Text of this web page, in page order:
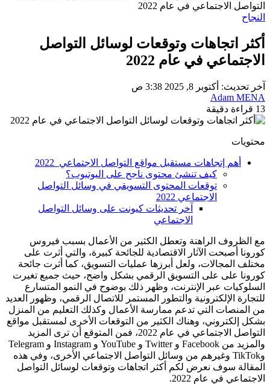
التواصل الاجتماعي في عام 2022
النجاح
أكثر اتجاهات وتوقعات لوسائل التواصل
الاجتماعي في عام 2022
آخر تحديث: أكتوبر 8, 2025 3:38 ص
Adam MENA
13 قراءة دقيقة
محتويات
أهم إتجاهات مستقبل مواقع التواصل الاجتماعي 2022
كيف تنشئ محتوى ناجح على اليوتيوب؟
توقعات المحتوى التسويقي في وسائل التواصل
الاجتماعي 2022
آخر تحديثات كيونت على وسائل التواصل
الاجتماعي
مع الظروف الراهنة وتعطل الكثير من الأعمال بسبب فيروس
كورونا أصبحت الآثار الاقتصادية للجائحة كبيرة، والتي أثرت على
مختلف المجالات، ولعل أبرزها عمليات التسويق، كما أثرت جائحة
كورونا على على التسويق الرقمي بشكل واضح، حيث جميع تغيرت
السلوكيات عبر الإنترنت، وظهر ذلك بوضوح في النمو المتسارع
للتجارة الإلكترونية والتطور المستمر للاتصال الرقمي، وظهور العديد
من المنصات التي تدعم ممارسة الأعمال وكذلك التعليم من المنزل
بشكل إلكتروني، وهناك الكثير من التوقعات الأخرى لمستقبل مواقع
التواصل الاجتماعي في عام 2022، فمن المتوقع أن ترى المزيد
والمزيد من Facebook و Twitter و YouTube و Instagram و Telegram
وTikTok وغيرهم من وسائل التواصل الاجتماعي الأخرى، وفي هذه
المقالة سوف نعرض لكم أكثر اتجاهات وتوقعات لوسائل التواصل
الاجتماعي في عام 2022.